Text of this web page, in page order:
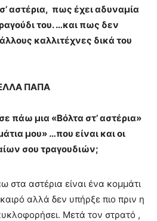
αστέρια, πως έχει αδυναμία
του. …και πως δεν
καλλιτέχνες δικά του
ΠΑΠΑ
πάω μια «Βόλτα στ’ αστέρια»
μου» …που είναι και οι
σου τραγουδιών;
στα αστέρια είναι ένα κομμάτι
αλλά δεν υπήρξε πιο πριν η
Μετά τον στρατό ,